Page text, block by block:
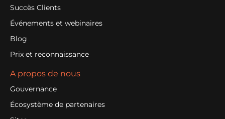
Succès Clients
Événements et webinaires
Blog
Prix et reconnaissance
A propos de nous
Gouvernance
Écosystème de partenaires